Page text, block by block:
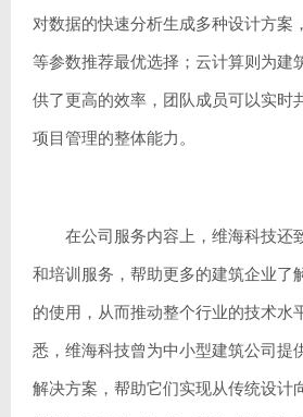
对数据的快速分析生成多种设计方案
等参数推荐最优选择；云计算则为建
供了更高的效率，团队成员可以实时
项目管理的整体能力。
在公司服务内容上，维海科技还
和培训服务，帮助更多的建筑企业了
的使用，从而推动整个行业的技术水
悉，维海科技曾为中小型建筑公司提
解决方案，帮助它们实现从传统设计